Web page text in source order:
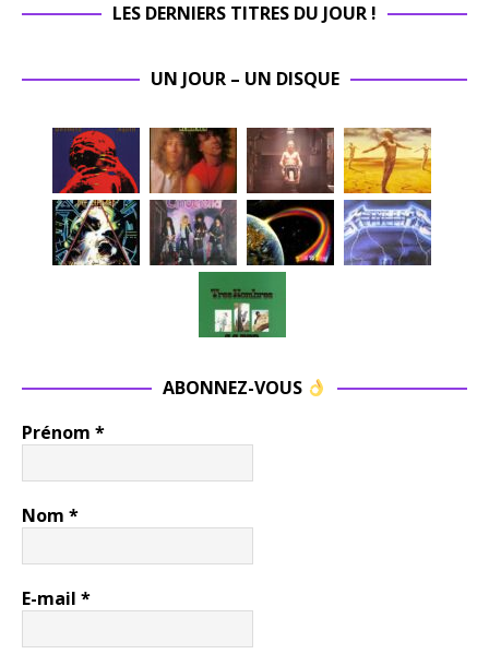
LES DERNIERS TITRES DU JOUR !
UN JOUR – UN DISQUE
ABONNEZ-VOUS
Prénom *
Nom *
E-mail *